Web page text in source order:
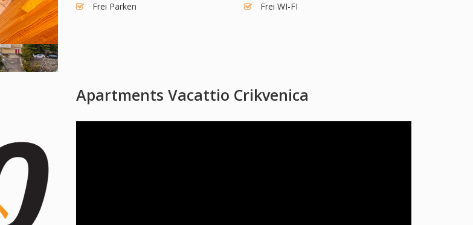
Frei Parken
Frei WI-FI
Apartments Vacattio Crikvenica